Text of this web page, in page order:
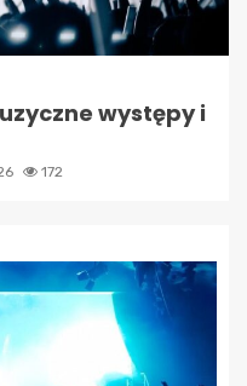
występy i
172